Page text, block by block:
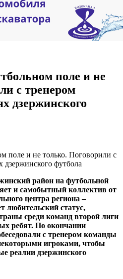
поле и не
с тренером
дзержинского
район на футбольной
и самобытный коллектив от
центра региона –
любительский статус,
среди команд второй лиги
ребят. По окончании
с тренером команды
игроками, чтобы
реалии дзержинского